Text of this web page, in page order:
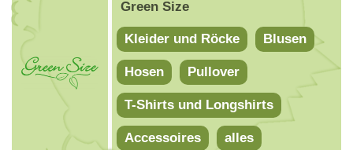
Green Size
Kleider und Röcke Blusen
Hosen Pullover
T-Shirts und Longshirts
Accessoires alles